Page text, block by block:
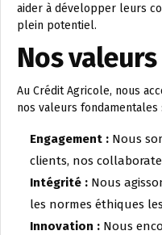
aider à développer leurs
plein potentiel.
Nos valeurs
Au Crédit Agricole, nous
nos valeurs fondamentales :
Engagement : Nous
clients, nos
Intégrité : Nous
les normes éthiques
Innovation : Nous